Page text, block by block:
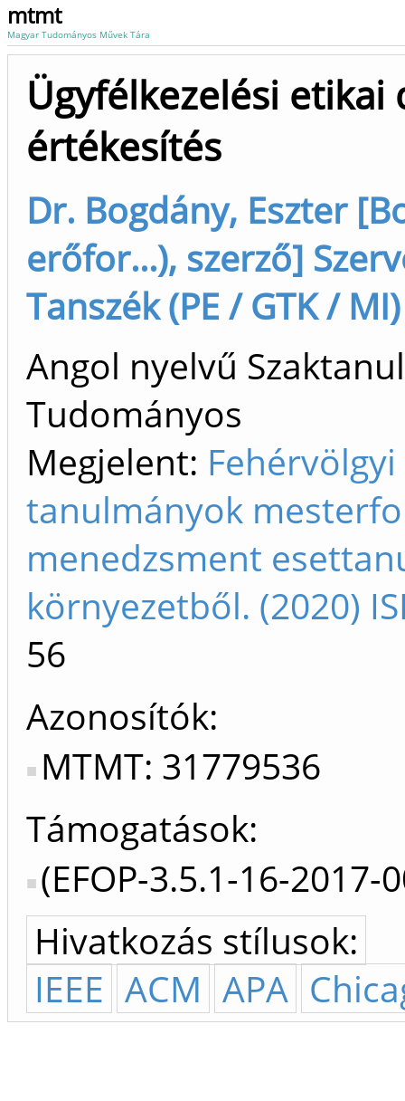
mtmt
Magyar Tudományos Művek Tára
Ügyfélkezelési
értékesítés
Dr. Bogdány, Eszter
erőfor...), szerző]
Tanszék (PE / GTK / MI)
Angol nyelvű
Tudományos
Megjelent:
tanulmányok
menedzsment
környezetből. (2020)
56
Azonosítók
MTMT: 31779536
Támogatások:
(EFOP-3.5.1-16-2017-
Hivatkozás stílusok:
IEEE ACM APA